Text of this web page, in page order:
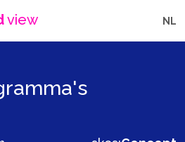
view NL